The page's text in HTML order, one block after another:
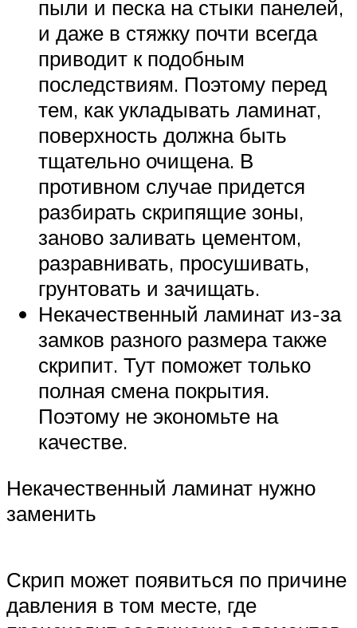
пыли и песка на стыки панелей,
и даже в стяжку почти всегда
приводит к подобным
последствиям. Поэтому перед
тем, как укладывать ламинат,
поверхность должна быть
тщательно очищена. В
противном случае придется
разбирать скрипящие зоны,
заново заливать цементом,
разравнивать, просушивать,
грунтовать и зачищать.
Некачественный ламинат из-за
замков разного размера также
скрипит. Тут поможет только
полная смена покрытия.
Поэтому не экономьте на
качестве.
Некачественный ламинат нужно
заменить
Скрип может появиться по причине
давления в том месте, где